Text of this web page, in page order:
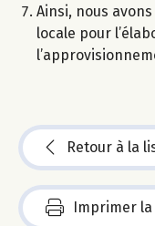
Ainsi, nous
locale pour
Retour à la
Imprimer